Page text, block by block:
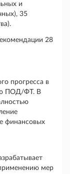
и
35
28
прогресса в
ПОД/ФТ. В
финансовых
мер